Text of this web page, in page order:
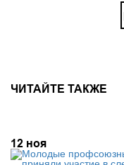
ЧИТАЙТЕ ТАКЖЕ
12 ноя